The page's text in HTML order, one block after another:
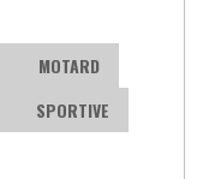
MOTARD
SPORTIVE